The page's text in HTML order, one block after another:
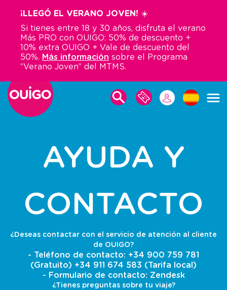
contenido
principal
¡LLEGÓ EL VERANO JOVEN! ☀️
Si tienes entre 18 y 30 años, disfruta el verano
Más PRO con OUIGO: 50% de descuento +
10% extra OUIGO + Vale de descuento del
50%. Más información sobre el Programa
“Verano Joven” del MTMS.
HACER
UNA
MIS
RESERVAS
descripción
pregunta.
AYUDA Y
CONTACTO
¿Deseas contactar con el servicio de atención al cliente
de OUIGO?
- Teléfono de contacto: +34 900 759 781
(Gratuito) +34 911 674 583 (Tarifa local)
- Formulario de contacto: Zendesk
¿Tienes preguntas sobre tu viaje?